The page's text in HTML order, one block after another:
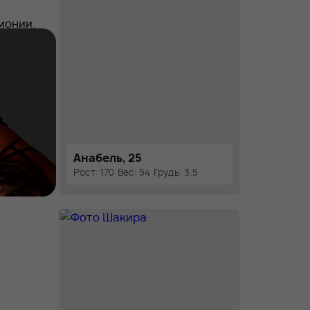
Анабель, 25
Рост: 170 Вес: 54 Грудь: 3.5